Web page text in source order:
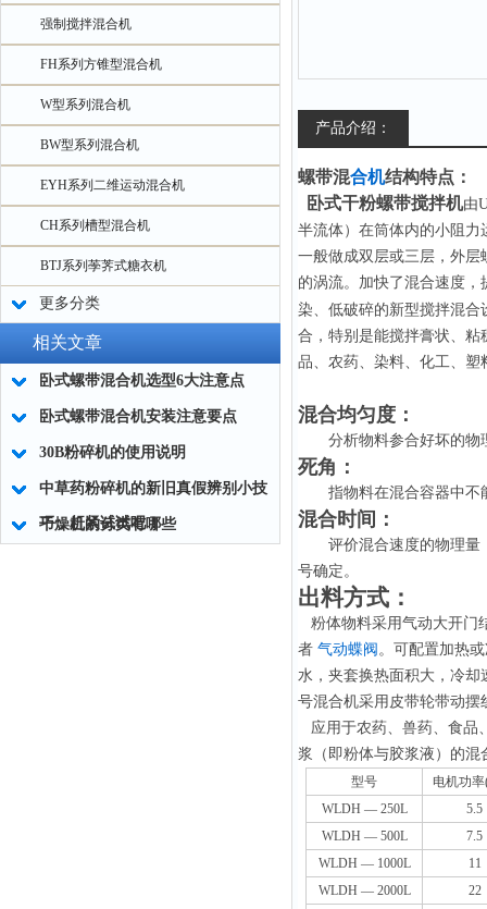
强制搅拌混合机
FH系列方锥型混合机
W型系列混合机
BW型系列混合机
EYH系列二维运动混合机
CH系列槽型混合机
BTJ系列荸荠式糖衣机
更多分类
相关文章
卧式螺带混合机选型6大注意点
卧式螺带混合机安装注意要点
30B粉碎机的使用说明
中草药粉碎机的新旧真假辨别小技
巧，赶紧试试吧！
干燥机的分类有哪些
产品介绍：
螺带混合机结构特点：
卧式干粉螺带搅拌机由
半流体）在筒体内的小阻
一般做成双层或三层，外
的涡流。加快了混合速度
染、低破碎的新型搅拌混合
合，特别是能搅拌膏状、
品、农药、染料、化工、
混合均匀度：
分析物料参合好坏的物理
死角：
指物料在混合容器中不能
混合时间：
评价混合速度的物理量，
号确定。
出料方式：
粉体物料采用气动大开门
者 气动蝶阀 。可配置加热
水，夹套换热面积大，冷
号混合机采用皮带轮带动
应用于农药、兽药、食品
浆（即粉体与胶浆液）的
型号
电机功
WLDH — 250L
5.5
WLDH — 500L
7.5
WLDH — 1000L
11
WLDH — 2000L
22